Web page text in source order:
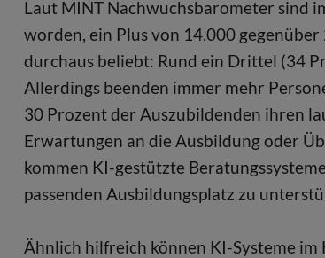
Laut MINT Nachwuchsbarometer sind
worden, ein Plus von 14.000
durchaus beliebt: Rund ein Drittel (34
Allerdings beenden immer mehr
30 Prozent der Auszubildenden ihren
Erwartungen an die Ausbildung oder
kommen KI-gestützte
passenden Ausbildungsplatz zu
Ähnlich hilfreich können KI-Systeme